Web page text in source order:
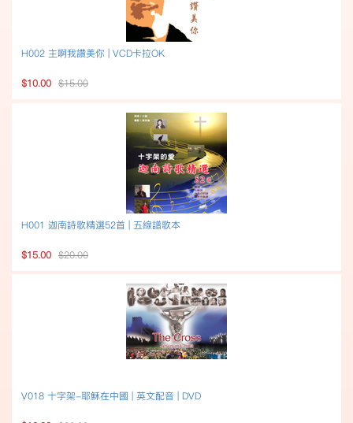
H002 主啊我讚美你 | VCD卡拉OK
$10.00 $15.00
H001 迦南詩歌精選52首 | 五線譜歌本
$15.00 $20.00
V018 十字架-耶穌在中國 | 英文配音 | DVD